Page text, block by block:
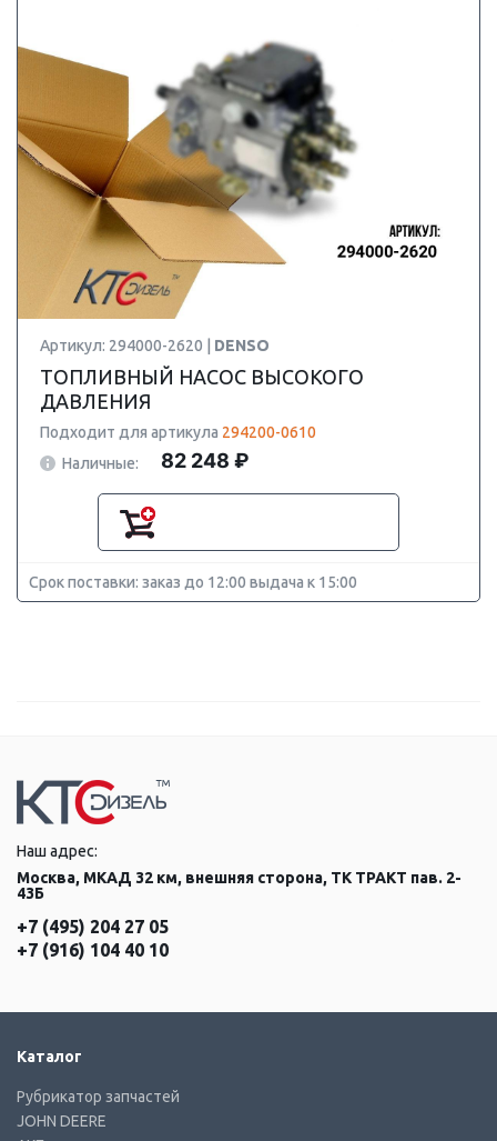
Артикул: 294000-2620 | DENSO
ТОПЛИВНЫЙ НАСОС ВЫСОКОГО
ДАВЛЕНИЯ
Подходит для артикула 294200-0610
Наличные:
82 248 ₽
Срок поставки: заказ до 12:00 выдача к 15:00
Наш адрес:
Москва, МКАД 32 км, внешняя сторона, ТК ТРАКТ пав. 2-
43Б
+7 (495) 204 27 05
+7 (916) 104 40 10
Каталог
Рубрикатор запчастей
JOHN DEERE